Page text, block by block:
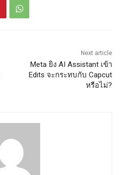
Next article
Meta ยิง AI Assistant เข้า
Edits จะกระทบกับ Capcut
หรือไม่?